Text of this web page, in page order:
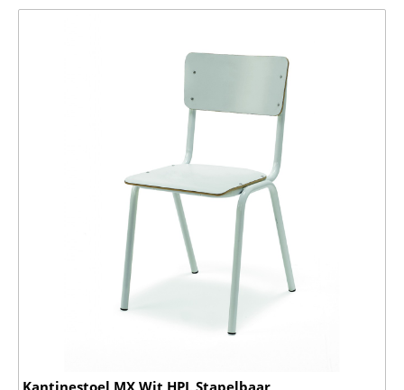
Kantinestoel MX Wit HPL Stapelbaar